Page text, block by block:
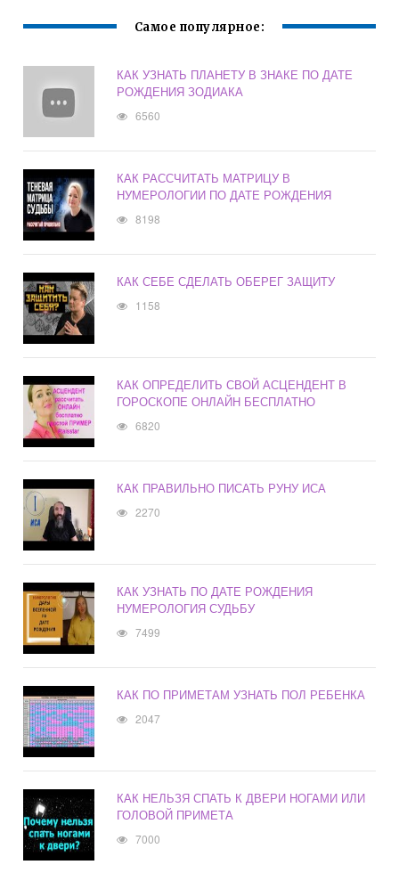
Самое популярное:
КАК УЗНАТЬ ПЛАНЕТУ В ЗНАКЕ ПО ДАТЕ
РОЖДЕНИЯ ЗОДИАКА
6560
КАК РАССЧИТАТЬ МАТРИЦУ В
НУМЕРОЛОГИИ ПО ДАТЕ РОЖДЕНИЯ
8198
КАК СЕБЕ СДЕЛАТЬ ОБЕРЕГ ЗАЩИТУ
1158
КАК ОПРЕДЕЛИТЬ СВОЙ АСЦЕНДЕНТ В
ГОРОСКОПЕ ОНЛАЙН БЕСПЛАТНО
6820
КАК ПРАВИЛЬНО ПИСАТЬ РУНУ ИСА
2270
КАК УЗНАТЬ ПО ДАТЕ РОЖДЕНИЯ
НУМЕРОЛОГИЯ СУДЬБУ
7499
КАК ПО ПРИМЕТАМ УЗНАТЬ ПОЛ РЕБЕНКА
2047
КАК НЕЛЬЗЯ СПАТЬ К ДВЕРИ НОГАМИ ИЛИ
ГОЛОВОЙ ПРИМЕТА
7000